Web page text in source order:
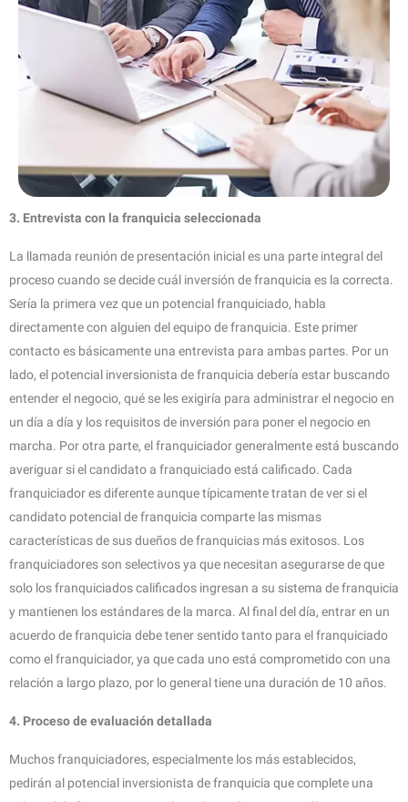
3. Entrevista con la franquicia seleccionada
La llamada reunión de presentación inicial es una parte integral del
proceso cuando se decide cuál inversión de franquicia es la correcta.
Sería la primera vez que un potencial franquiciado, habla
directamente con alguien del equipo de franquicia. Este primer
contacto es básicamente una entrevista para ambas partes. Por un
lado, el potencial inversionista de franquicia debería estar buscando
entender el negocio, qué se les exigiría para administrar el negocio en
un día a día y los requisitos de inversión para poner el negocio en
marcha. Por otra parte, el franquiciador generalmente está buscando
averiguar si el candidato a franquiciado está calificado. Cada
franquiciador es diferente aunque típicamente tratan de ver si el
candidato potencial de franquicia comparte las mismas
características de sus dueños de franquicias más exitosos. Los
franquiciadores son selectivos ya que necesitan asegurarse de que
solo los franquiciados calificados ingresan a su sistema de franquicia
y mantienen los estándares de la marca. Al final del día, entrar en un
acuerdo de franquicia debe tener sentido tanto para el franquiciado
como el franquiciador, ya que cada uno está comprometido con una
relación a largo plazo, por lo general tiene una duración de 10 años.
4. Proceso de evaluación detallada
Muchos franquiciadores, especialmente los más establecidos,
pedirán al potencial inversionista de franquicia que complete una